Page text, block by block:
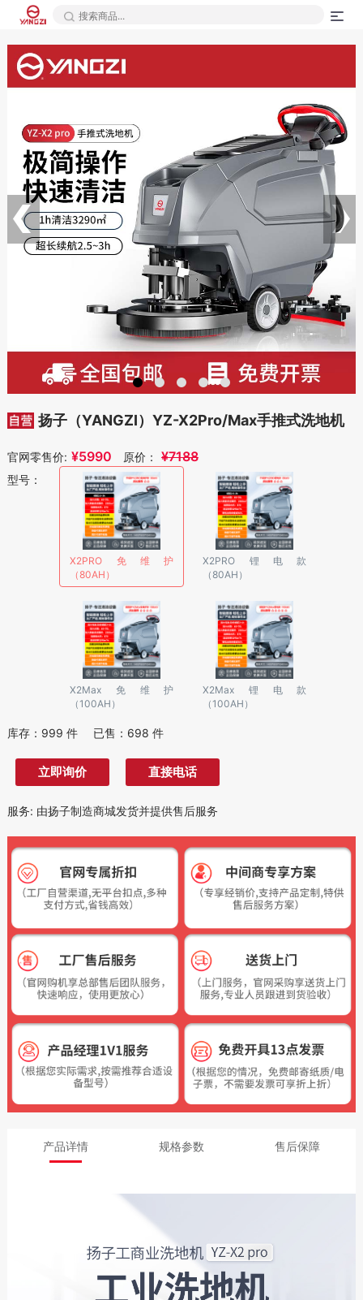
扬子（YANGZI）YZ-X2Pro/Max手推式洗地机
官网零售价: ¥5990 原价： ¥7188
型号：
X2PRO免维护
（80AH）
X2PRO锂电款
（80AH）
X2Max免维护
（100AH）
X2Max锂电款
（100AH）
库存： 999 件 已售： 698 件
立即询价 直接电话
服务: 由扬子制造商城发货并提供售后服务
产品详情 规格参数 售后保障